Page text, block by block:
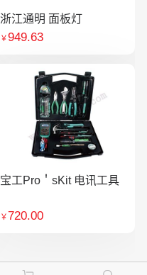
浙江通明 面板灯
￥949.63
宝工Pro＇sKit 电讯工具
￥720.00